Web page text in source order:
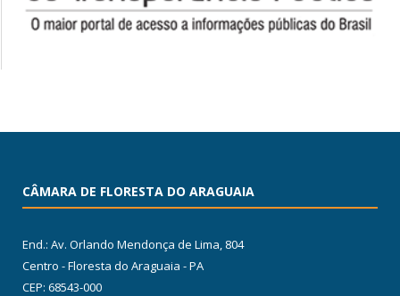
CÂMARA DE FLORESTA DO ARAGUAIA
End.: Av. Orlando Mendonça de Lima, 804
Centro - Floresta do Araguaia - PA
CEP: 68543-000